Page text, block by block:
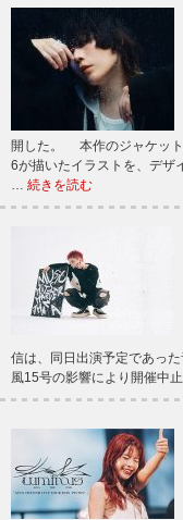
開した。 本作のジャケット
6が描いたイラストを、デザ
… 続きを読む
信は、同日出演予定であっ
風15号の影響により開催中